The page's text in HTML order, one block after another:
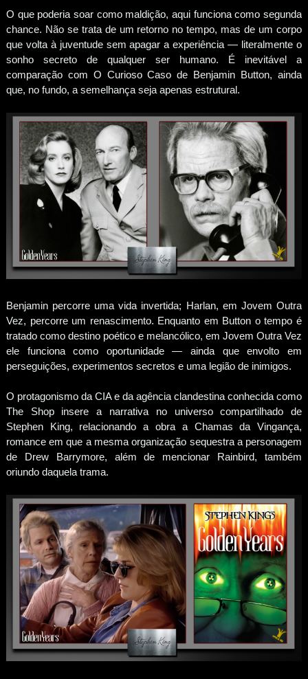
O que poderia soar como maldição, aqui funciona como segunda
chance. Não se trata de um retorno no tempo, mas de um corpo
que volta à juventude sem apagar a experiência — literalmente o
sonho secreto de qualquer ser humano. É inevitável a
comparação com O Curioso Caso de Benjamin Button, ainda
que, no fundo, a semelhança seja apenas estrutural.
Benjamin percorre uma vida invertida; Harlan, em Jovem Outra
Vez, percorre um renascimento. Enquanto em Button o tempo é
tratado como destino poético e melancólico, em Jovem Outra Vez
ele funciona como oportunidade — ainda que envolto em
perseguições, experimentos secretos e uma legião de inimigos.
O protagonismo da CIA e da agência clandestina conhecida como
The Shop insere a narrativa no universo compartilhado de
Stephen King, relacionando a obra a Chamas da Vingança,
romance em que a mesma organização sequestra a personagem
de Drew Barrymore, além de mencionar Rainbird, também
oriundo daquela trama.